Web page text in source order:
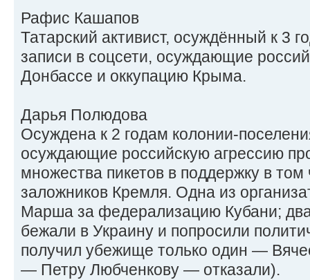
Рафис Кашапов
Татарский активист, осуждённый к 3
записи в соцсети, осуждающие
Донбассе и оккупацию Крыма.
Дарья Полюдова
Осуждена к 2 годам колонии-
осуждающие российскую агрессию
множества пикетов в поддержку в том
заложников Кремля. Одна из
Марша за федерализацию Кубани; два
бежали в Украину и попросили
получил убежище только один —
— Петру Любченкову — отказали).